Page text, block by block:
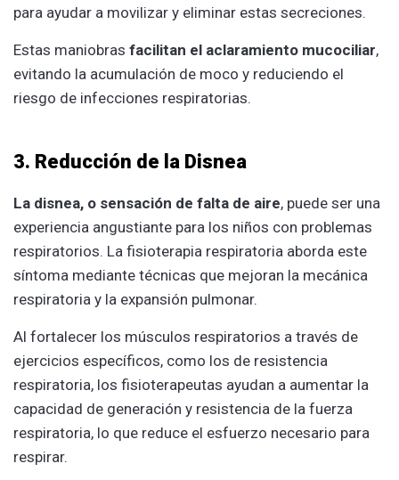
para ayudar a movilizar y eliminar estas secreciones.
Estas maniobras facilitan el aclaramiento mucociliar,
evitando la acumulación de moco y reduciendo el
riesgo de infecciones respiratorias.
3. Reducción de la Disnea
La disnea, o sensación de falta de aire, puede ser una
experiencia angustiante para los niños con problemas
respiratorios. La fisioterapia respiratoria aborda este
síntoma mediante técnicas que mejoran la mecánica
respiratoria y la expansión pulmonar.
Al fortalecer los músculos respiratorios a través de
ejercicios específicos, como los de resistencia
respiratoria, los fisioterapeutas ayudan a aumentar la
capacidad de generación y resistencia de la fuerza
respiratoria, lo que reduce el esfuerzo necesario para
respirar.